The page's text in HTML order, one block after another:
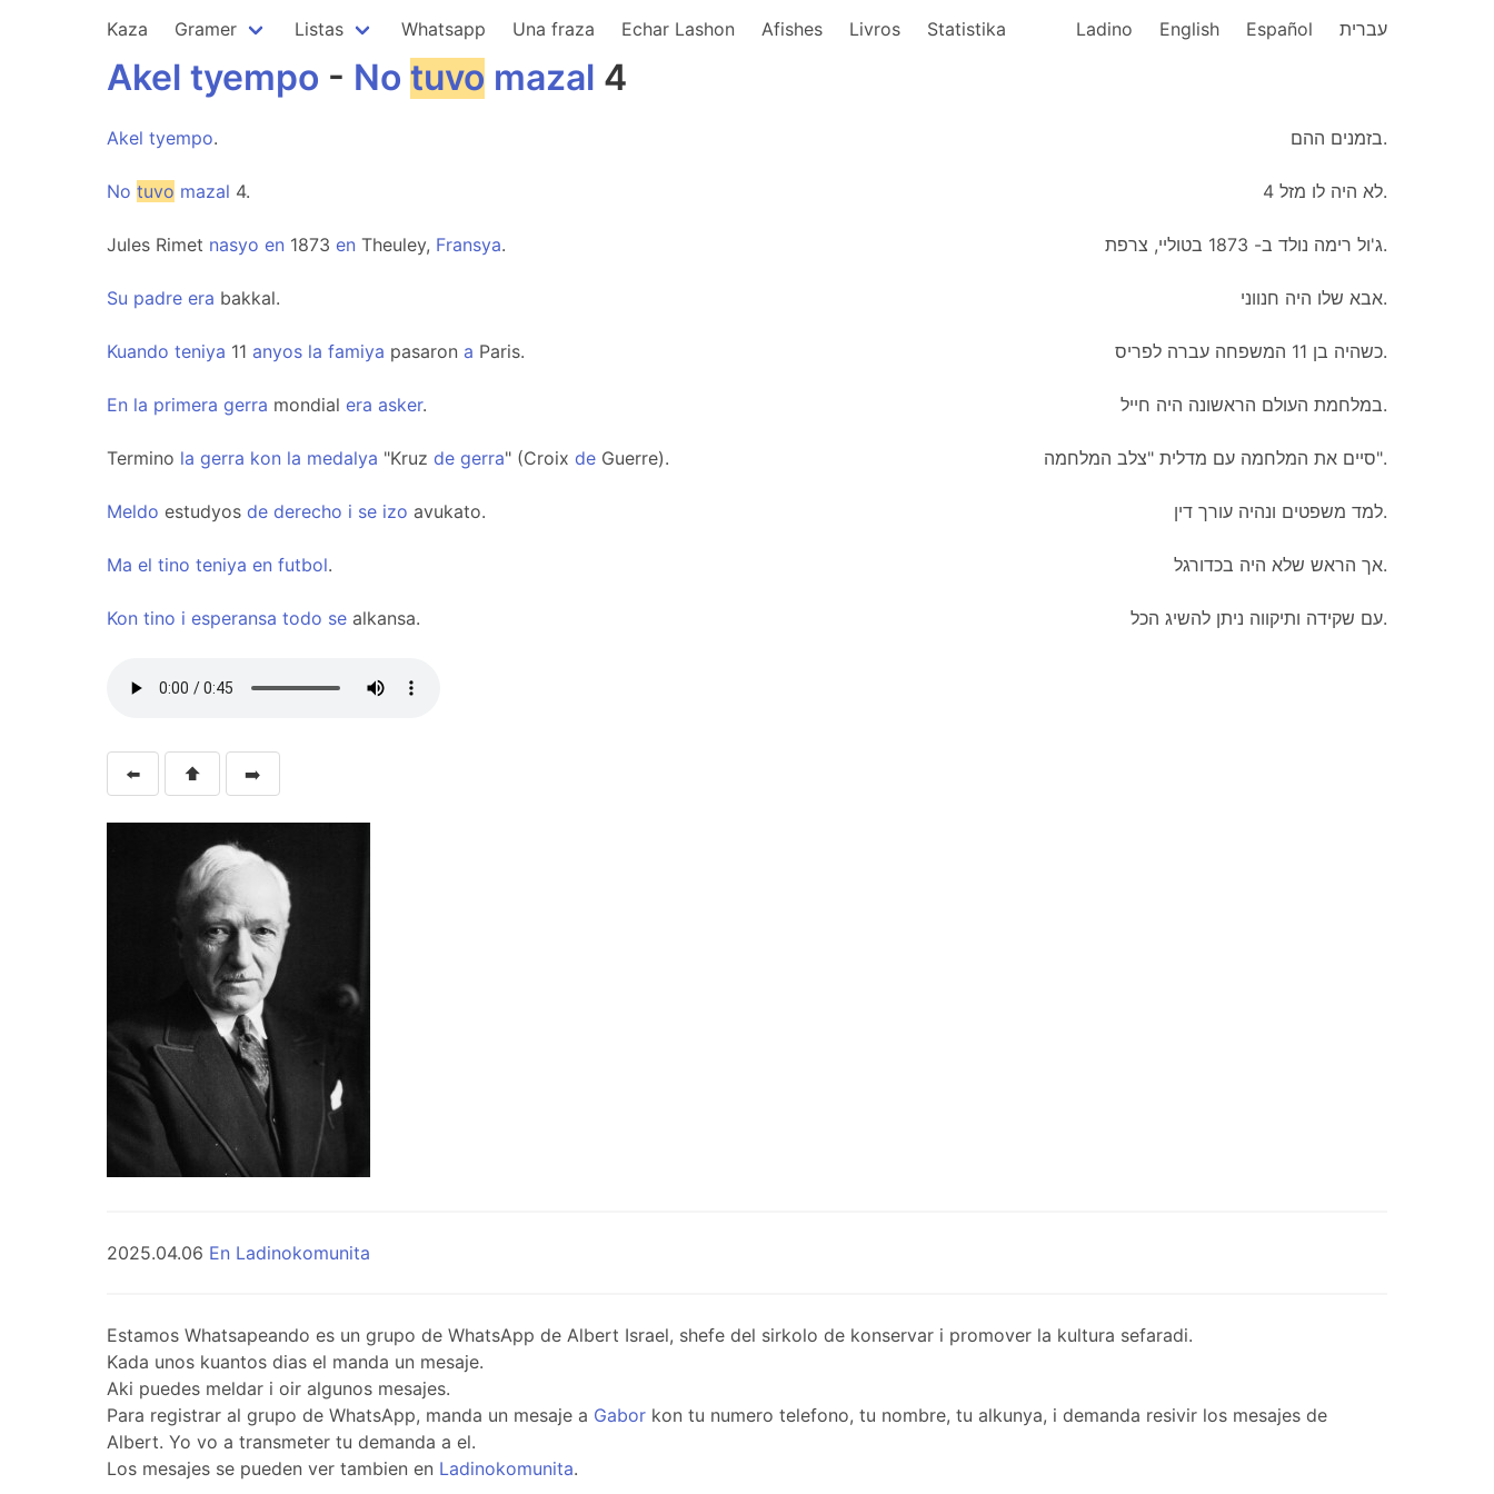
Kaza Gramer Listas Whatsapp Una fraza Echar Lashon Afishes Livros Statistika Ladino English Español עברית
Akel tyempo - No tuvo mazal 4
Akel tyempo. בזמנים ההם.
No tuvo mazal 4. לא היה לו מזל 4.
Jules Rimet nasyo en 1873 en Theuley, Fransya. ג'ול רימה נולד ב- 1873 בטוליי, צרפת.
Su padre era bakkal. אבא שלו היה חנווני.
Kuando teniya 11 anyos la famiya pasaron a Paris. כשהיה בן 11 המשפחה עברה לפריס.
En la primera gerra mondial era asker. במלחמת העולם הראשונה היה חייל.
Termino la gerra kon la medalya "Kruz de gerra" (Croix de Guerre). סיים את המלחמה עם מדלית "צלב המלחמה".
Meldo estudyos de derecho i se izo avukato. למד משפטים ונהיה עורך דין.
Ma el tino teniya en futbol. אך הראש שלא היה בכדורגל.
Kon tino i esperansa todo se alkansa. עם שקידה ותיקווה ניתן להשיג הכל.
⬅️ ⬆️ ➡️
2025.04.06 En Ladinokomunita
Estamos Whatsapeando es un grupo de WhatsApp de Albert Israel, shefe del sirkolo de konservar i promover la kultura sefaradi.
Kada unos kuantos dias el manda un mesaje.
Aki puedes meldar i oir algunos mesajes.
Para registrar al grupo de WhatsApp, manda un mesaje a Gabor kon tu numero telefono, tu nombre, tu alkunya, i demanda resivir los mesajes de
Albert. Yo vo a transmeter tu demanda a el.
Los mesajes se pueden ver tambien en Ladinokomunita.